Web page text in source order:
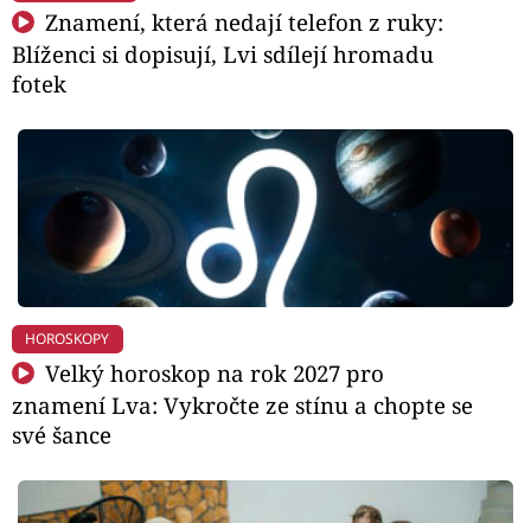
Znamení, která nedají telefon z ruky:
Blíženci si dopisují, Lvi sdílejí hromadu
fotek
HOROSKOPY
Velký horoskop na rok 2027 pro
znamení Lva: Vykročte ze stínu a chopte se
své šance